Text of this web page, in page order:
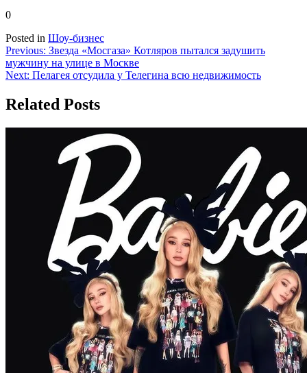
0
Posted in Шоу-бизнес
Навигация
по
Previous: Звезда «Мосгаза» Котляров пытался задушить
мужчину на улице в Москве
Next: Пелагея отсудила у Телегина всю недвижимость
Related Posts